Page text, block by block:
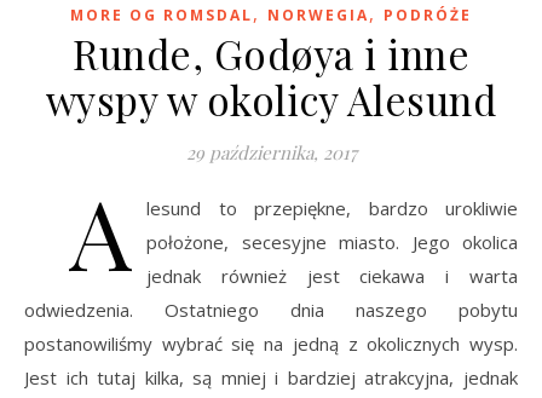
MORE OG ROMSDAL, NORWEGIA, PODRÓŻE
Runde, Godøya i inne
wyspy w okolicy Alesund
29 października, 2017
A
lesund to przepiękne, bardzo urokliwie
położone, secesyjne miasto. Jego okolica
jednak również jest ciekawa i warta
odwiedzenia. Ostatniego dnia naszego pobytu
postanowiliśmy wybrać się na jedną z okolicznych wysp.
Jest ich tutaj kilka, są mniej i bardziej atrakcyjna, jednak